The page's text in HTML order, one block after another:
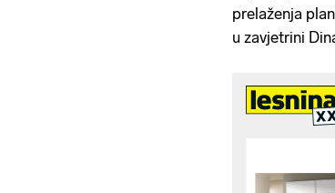
prelaženja
u zavjetrini